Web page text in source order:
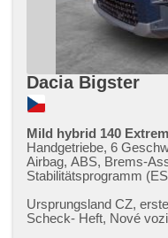
Dacia Bigster
Mild hybrid 140
Handgetriebe, 6
Airbag, ABS, Brems-
Stabilitätsprogramm
limitu (SLIF), Uhr Spur,
2-Zonen Klimaanlage,
Ursprungsland CZ,​
Scheck​- Heft,​ Nové